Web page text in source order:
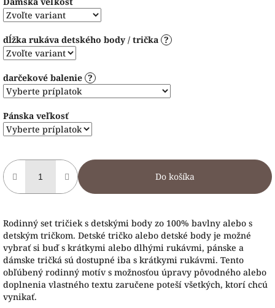
dĺžka rukáva detského body / trička ?
darčekové balenie ?
Pánska veľkosť
Do košíka
Rodinný set tričiek s detskými body zo 100% bavlny alebo s
detským tričkom. Detské tričko alebo detské body je možné
vybrať si buď s krátkymi alebo dlhými rukávmi, pánske a
dámske tričká sú dostupné iba s krátkymi rukávmi. Tento
obľúbený rodinný motív s možnosťou úpravy pôvodného alebo
doplnenia vlastného textu zaručene poteší všetkých, ktorí chcú
vynikať.